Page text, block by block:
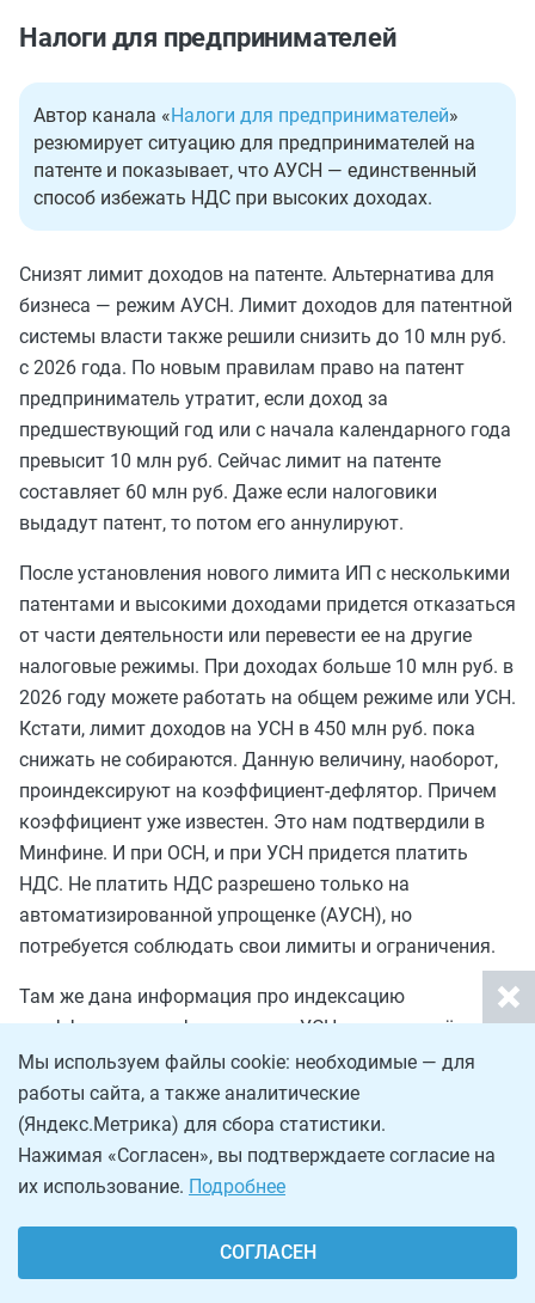
Налоги для предпринимателей
Автор канала «Налоги для предпринимателей»
резюмирует ситуацию для предпринимателей на
патенте и показывает, что АУСН — единственный
способ избежать НДС при высоких доходах.
Снизят лимит доходов на патенте. Альтернатива для
бизнеса — режим АУСН. Лимит доходов для патентной
системы власти также решили снизить до 10 млн руб.
с 2026 года. По новым правилам право на патент
предприниматель утратит, если доход за
предшествующий год или с начала календарного года
превысит 10 млн руб. Сейчас лимит на патенте
составляет 60 млн руб. Даже если налоговики
выдадут патент, то потом его аннулируют.
После установления нового лимита ИП с несколькими
патентами и высокими доходами придется отказаться
от части деятельности или перевести ее на другие
налоговые режимы. При доходах больше 10 млн руб. в
2026 году можете работать на общем режиме или УСН.
Кстати, лимит доходов на УСН в 450 млн руб. пока
снижать не собираются. Данную величину, наоборот,
проиндексируют на коэффициент-дефлятор. Причем
коэффициент уже известен. Это нам подтвердили в
Минфине. И при ОСН, и при УСН придется платить
НДС. Не платить НДС разрешено только на
автоматизированной упрощенке (АУСН), но
потребуется соблюдать свои лимиты и ограничения.
Там же дана информация про индексацию
коэффициента-дефлятора для УСН, подтверждённая
Минфином, —читать полностью.
Фин-порядок в налогах
Финансовый консультант (Фин-порядок в налогах
предлагает практический чек-лист для принятия
решения.
Мы используем файлы cookie: необходимые — для
работы сайта, а также аналитические
(Яндекс.Метрика) для сбора статистики.
Нажимая «Согласен», вы подтверждаете согласие на
их использование. Подробнее
СОГЛАСЕН